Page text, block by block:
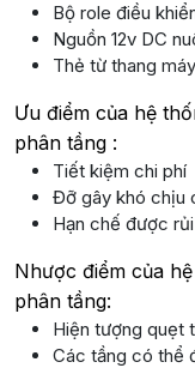
Bộ role điều
Nguồn 12v DC
Thẻ từ thang máy
Ưu điểm của hệ
phân tầng :
Tiết kiệm chi phí
Đỡ gây khó chịu
Hạn chế được
Nhược điểm của
phân tầng:
Hiện tượng quẹt
Các tầng có thể